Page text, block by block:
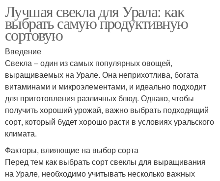
Лучшая свекла для Урала: как
выбрать самую продуктивную
сортовую
Введение
Свекла – один из самых популярных овощей,
выращиваемых на Урале. Она неприхотлива, богата
витаминами и микроэлементами, и идеально подходит
для приготовления различных блюд. Однако, чтобы
получить хороший урожай, важно выбрать подходящий
сорт, который будет хорошо расти в условиях уральского
климата.
Факторы, влияющие на выбор сорта
Перед тем как выбрать сорт свеклы для выращивания
на Урале, необходимо учитывать несколько важных